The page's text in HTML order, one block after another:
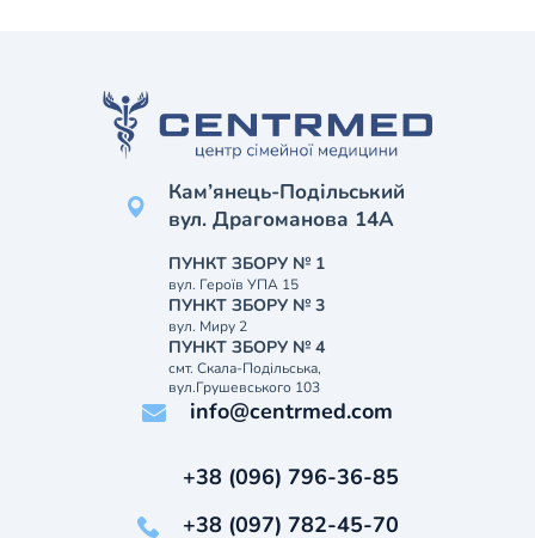
Кам’янець-Подільський
вул. Драгоманова 14А
ПУНКТ ЗБОРУ № 1
вул. Героїв УПА 15
ПУНКТ ЗБОРУ № 3
вул. Миру 2
ПУНКТ ЗБОРУ № 4
смт. Скала-Подільська,
вул.Грушевського 103
info@centrmed.com
+38 (096) 796-36-85
+38 (097) 782-45-70